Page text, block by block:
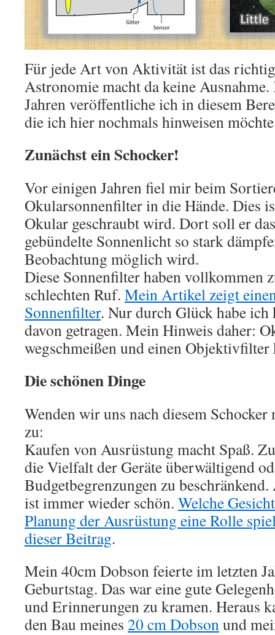
Für jede Art von Aktivität ist das
Astronomie macht da keine
Jahren veröffentliche ich in diesem
die ich hier nochmals hinweisen
Zunächst ein Schocker!
Vor einigen Jahren fiel mir beim
Okularsonnenfilter in die Hände. Dies
Okular geschraubt wird. Dort soll er
gebündelte Sonnenlicht so stark
Beobachtung möglich wird.
Diese Sonnenfilter haben vollkommen
schlechten Ruf. Mein Artikel zeigt
Sonnenfilter. Nur durch Glück habe ich
davon getragen. Mein Hinweis daher:
wegschmeißen und einen Objektivfilter
Die schönen Dinge
Wenden wir uns nach diesem
zu:
Kaufen von Ausrüstung macht Spaß.
die Vielfalt der Geräte überwältigend
Budgetbegrenzungen zu
ist immer wieder schön. Welche
Planung der Ausrüstung eine Rolle
dieser Beitrag.
Mein 40cm Dobson feierte im letzten
Geburtstag. Das war eine gute
und Erinnerungen zu kramen. Heraus
den Bau meines 20 cm Dobsonund